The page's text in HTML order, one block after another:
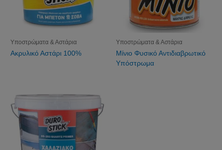
Υποστρώματα & Αστάρια
Ακρυλικό Αστάρι 100%
Υποστρώματα & Αστάρια
Μίνιο Φυσικό Αντιδιαβρωτικό
Υπόστρωμα